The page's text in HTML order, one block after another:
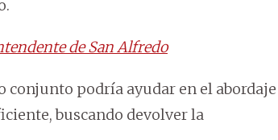
de San Alfredo
conjunto podría ayudar en el abordaje
buscando devolver la